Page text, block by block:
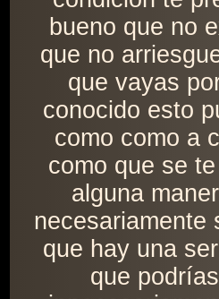
bueno que no
que no
que vayas
conocido esto
como como a
como que se
alguna
necesariamente
que hay una
que